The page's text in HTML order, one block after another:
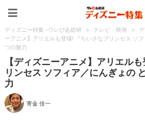
ディズニー特集 -ウレぴあ総研 > テレビ・映画 >
ーアニメ】アリエルも登場! 『ちいさなプリンセス ソ
つの魅力
【ディズニーアニメ】アリエル
リンセス ソフィア／にんぎょの
力
寄金 佳一